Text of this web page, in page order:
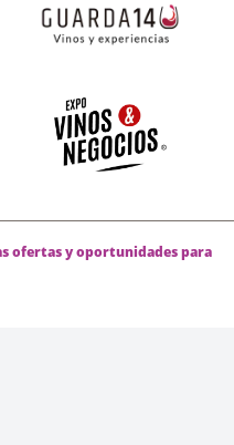
ofertas y oportunidades para